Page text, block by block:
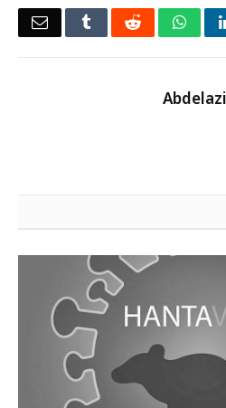
LinkedIn
WhatsApp
Reddit
Tumblr